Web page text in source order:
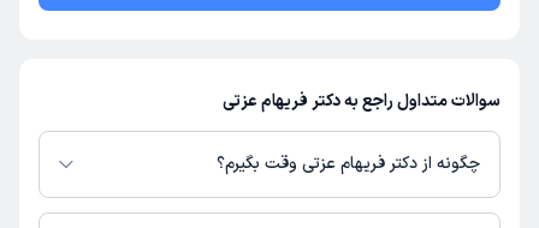
سوالات متداول راجع به دکتر فریهام عزتی
چگونه از دکتر فریهام عزتی وقت بگیرم؟
در صورتی کهدکتر فریهام عزتیدارای پروفایل فعال و نوبت‌دهی باز در پلتفرم